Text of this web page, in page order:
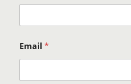
Email*